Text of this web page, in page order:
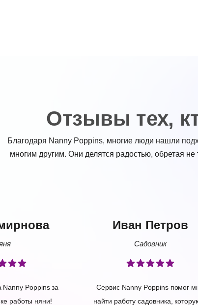
Отзывы тех,
Благодаря Nanny Poppins, многие люди нашли
многим другим. Они делятся радостью, обретая
Nanny Poppins за
работы няни!
Иван Петров
Садовник
Сервис Nanny Poppins помог
найти работу садовника,